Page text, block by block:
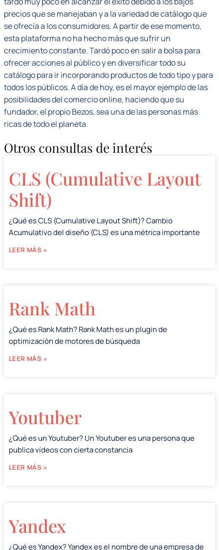
precios que se manejaban y a la variedad de catálogo que
se ofrecía a los consumidores. A partir de ese momento,
esta plataforma no ha hecho más que sufrir un
crecimiento constante. Tardó poco en salir a bolsa para
ofrecer acciones al público y en diversificar todo su
catálogo para ir incorporando productos de todo tipo y para
todos los públicos. A día de hoy, es el mayor ejemplo de las
posibilidades del comercio online, haciendo que su
fundador, el propio Bezos, sea una de las personas más
ricas de todo el planeta.
Otros consultas de interés
CLS (Cumulative Layout
Shift)
¿Qué es CLS (Cumulative Layout Shift)? Cambio
Acumulativo del diseño (CLS) es una métrica importante
LEER MÁS »
Rank Math
¿Qué es Rank Math? Rank Math es un plugin de
optimización de motores de búsqueda
LEER MÁS »
Youtuber
¿Qué es un Youtuber? Un Youtuber es una persona que
publica vídeos con cierta constancia
LEER MÁS »
Yandex
¿Qué es Yandex? Yandex es el nombre de una empresa de